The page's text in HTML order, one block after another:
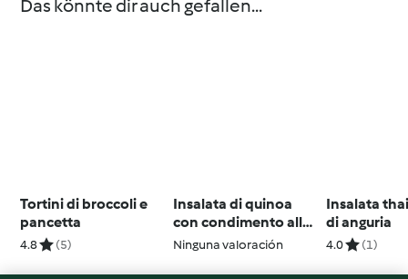
Das könnte dir auch gefallen...
Tortini di broccoli e
pancetta
4.8 (5)
Insalata di quinoa
con condimento alle
fragole
Ninguna valoración
Insalata
di anguria
4.0 (1)